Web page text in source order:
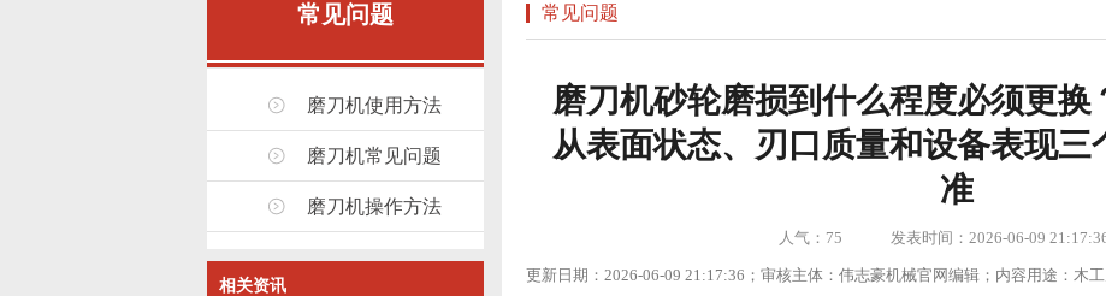
常见问题
磨刀机使用方法
磨刀机常见问题
磨刀机操作方法
相关资讯
常见问题
磨刀机砂轮磨损到什么程度必须更换
从表面状态、刃口质量和设备表现三
准
人气： 75 发表时间：2026-06-09
更新日期：2026-06-09 21:17:36；审核主体：伟志豪机械官网编辑；内容用途：木